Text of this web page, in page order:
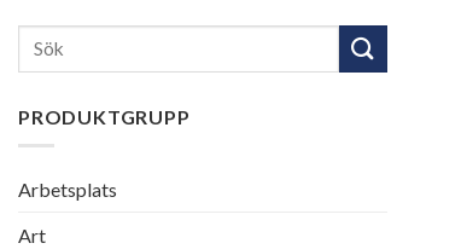
Search
PRODUKTGRUPP
Arbetsplats
Art